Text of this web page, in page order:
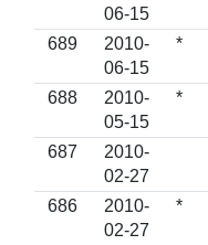
06-15
689
2010-
06-15
*
688
2010-
05-15
*
687
2010-
02-27
686
2010-
02-27
*